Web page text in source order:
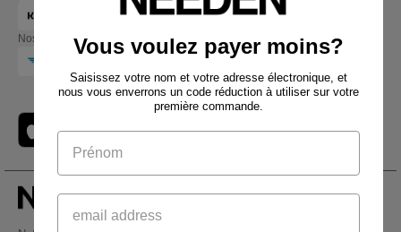
Nos transporteursVous voulez payer moins?
Saisissez votre nom et votre adresse électronique, et
nous vous enverrons un code réduction à utiliser sur votre
première commande.